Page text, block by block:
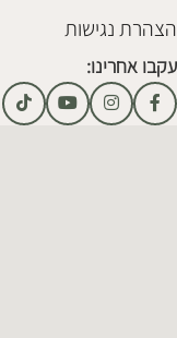
הצהרת נגישות
עקבו אחרינו: